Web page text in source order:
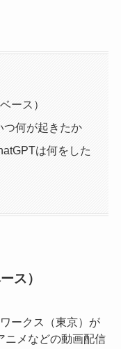
ース）
つ何が起きたか
は何をした
ス）
ークス（東京）が
ニメなどの動画配信